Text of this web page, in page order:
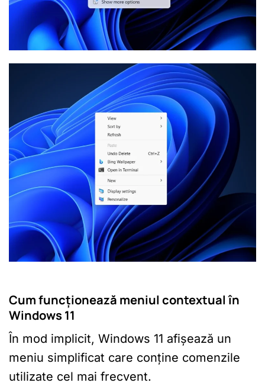
Cum funcționează meniul contextual în
Windows 11
În mod implicit, Windows 11 afișează un
meniu simplificat care conține comenzile
utilizate cel mai frecvent.